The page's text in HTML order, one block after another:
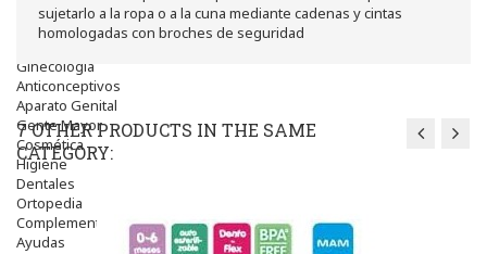
Salud Bucodental
Capilar
Ginecología
Anticonceptivos
Aparato Genital
Gente Mayor
Cosmética
Higiene
Dentales
Ortopedia
Complementos Nutricionales.
Ayudas
sujetarlo a la ropa o a la cuna mediante cadenas y cintas
homologadas con broches de seguridad
7 OTHER PRODUCTS IN THE SAME
CATEGORY: